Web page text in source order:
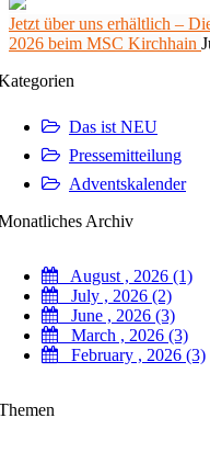
Jetzt über uns erhältlich –
2026 beim MSC Kirchhain
Das ist NEU
Pressemitteilung
Adventskalender
Archiv
August , 2026 (1)
July , 2026 (2)
June , 2026 (3)
March , 2026 (3)
February , 2026 (3)